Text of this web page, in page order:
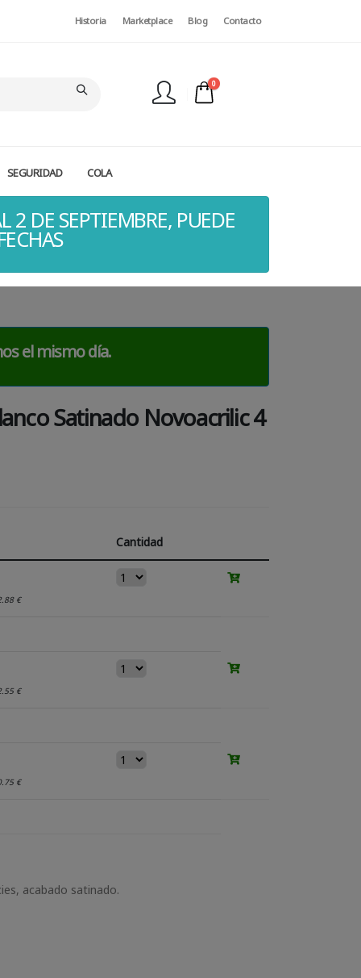
Historia Marketplace Blog Contacto
0
SEGURIDAD COLA
2 DE SEPTIEMBRE, PUEDE
el mismo día.
Satinado Novoacrilic 4
Cantidad
€
€
€
acabado satinado.